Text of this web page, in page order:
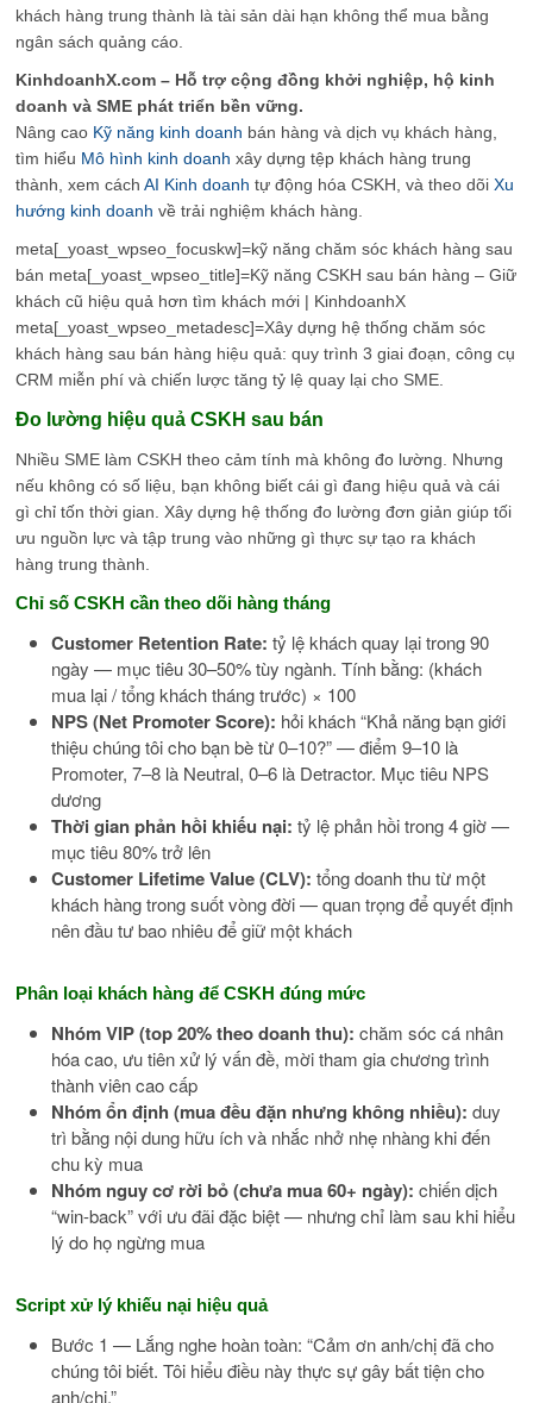
khách hàng trung thành là tài sản dài hạn không thể mua bằng
ngân sách quảng cáo.
KinhdoanhX.com – Hỗ trợ cộng đồng khởi nghiệp, hộ kinh
doanh và SME phát triển bền vững.
Nâng cao Kỹ năng kinh doanh bán hàng và dịch vụ khách hàng,
tìm hiểu Mô hình kinh doanh xây dựng tệp khách hàng trung
thành, xem cáchAI Kinh doanh tự động hóa CSKH, và theo dõiXu
hướng kinh doanh về trải nghiệm khách hàng.
meta[_yoast_wpseo_focuskw]=kỹ năng chăm sóc khách hàng sau
bán meta[_yoast_wpseo_title]=Kỹ năng CSKH sau bán hàng – Giữ
khách cũ hiệu quả hơn tìm khách mới | KinhdoanhX
meta[_yoast_wpseo_metadesc]=Xây dựng hệ thống chăm sóc
khách hàng sau bán hàng hiệu quả: quy trình 3 giai đoạn, công cụ
CRM miễn phí và chiến lược tăng tỷ lệ quay lại cho SME.
Đo lường hiệu quả CSKH sau bán
Nhiều SME làm CSKH theo cảm tính mà không đo lường. Nhưng
nếu không có số liệu, bạn không biết cái gì đang hiệu quả và cái
gì chỉ tốn thời gian. Xây dựng hệ thống đo lường đơn giản giúp tối
ưu nguồn lực và tập trung vào những gì thực sự tạo ra khách
hàng trung thành.
Chỉ số CSKH cần theo dõi hàng tháng
Customer Retention Rate: tỷ lệ khách quay lại trong 90
ngày — mục tiêu 30–50% tùy ngành. Tính bằng: (khách
mua lại / tổng khách tháng trước) × 100
NPS (Net Promoter Score): hỏi khách “Khả năng bạn giới
thiệu chúng tôi cho bạn bè từ 0–10?” — điểm 9–10 là
Promoter, 7–8 là Neutral, 0–6 là Detractor. Mục tiêu NPS
dương
Thời gian phản hồi khiếu nại: tỷ lệ phản hồi trong 4 giờ —
mục tiêu 80% trở lên
Customer Lifetime Value (CLV): tổng doanh thu từ một
khách hàng trong suốt vòng đời — quan trọng để quyết định
nên đầu tư bao nhiêu để giữ một khách
Phân loại khách hàng để CSKH đúng mức
Nhóm VIP (top 20% theo doanh thu): chăm sóc cá nhân
hóa cao, ưu tiên xử lý vấn đề, mời tham gia chương trình
thành viên cao cấp
Nhóm ổn định (mua đều đặn nhưng không nhiều): duy
trì bằng nội dung hữu ích và nhắc nhở nhẹ nhàng khi đến
chu kỳ mua
Nhóm nguy cơ rời bỏ (chưa mua 60+ ngày): chiến dịch
“win-back” với ưu đãi đặc biệt — nhưng chỉ làm sau khi hiểu
lý do họ ngừng mua
Script xử lý khiếu nại hiệu quả
Bước 1 — Lắng nghe hoàn toàn: “Cảm ơn anh/chị đã cho
chúng tôi biết. Tôi hiểu điều này thực sự gây bất tiện cho
anh/chị.”